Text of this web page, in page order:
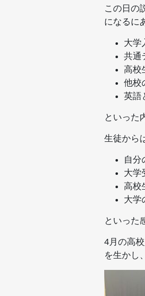
この日の
になるに
大学
共通
高校
他校
英語
といった
生徒から
自分
大学
高校
大学
といった
4月の高
を生かし